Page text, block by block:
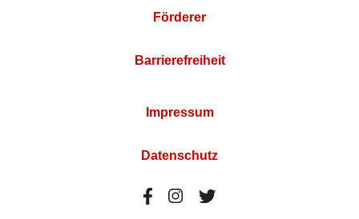
Förderer
Barrierefreiheit
Impressum
Datenschutz